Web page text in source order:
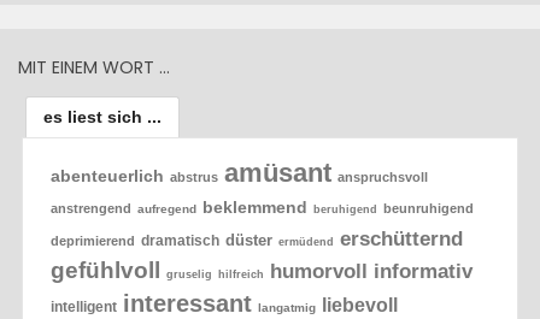
MIT EINEM WORT …
es liest sich ...
abenteuerlich abstrus amüsant anspruchsvoll
anstrengend aufregend beklemmend beruhigend beunruhigend
deprimierend dramatisch düster ermüdend erschütternd
gefühlvoll gruselig hilfreich humorvoll informativ
intelligent interessant langatmig liebevoll